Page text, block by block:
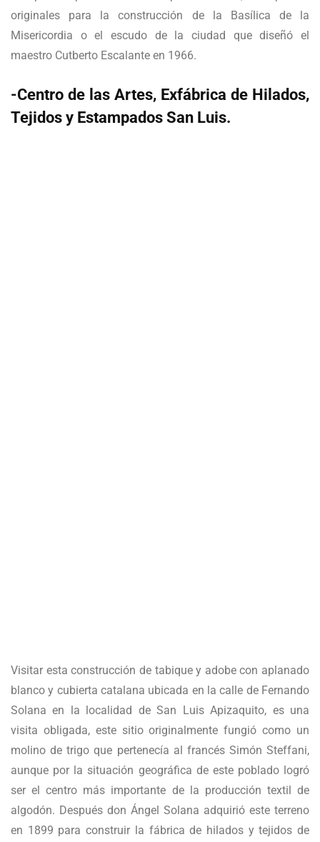
originales para la construcción de la Basílica de la
Misericordia o el escudo de la ciudad que diseñó el
maestro Cutberto Escalante en 1966.
-Centro de las Artes, Exfábrica de Hilados,
Tejidos y Estampados San Luis.
Visitar esta construcción de tabique y adobe con aplanado
blanco y cubierta catalana ubicada en la calle de Fernando
Solana en la localidad de San Luis Apizaquito, es una
visita obligada, este sitio originalmente fungió como un
molino de trigo que pertenecía al francés Simón Steffani,
aunque por la situación geográfica de este poblado logró
ser el centro más importante de la producción textil de
algodón. Después don Ángel Solana adquirió este terreno
en 1899 para construir la fábrica de hilados y tejidos de